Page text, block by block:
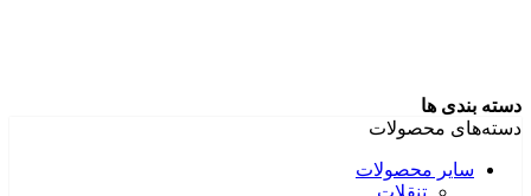
دسته بندی ها
دسته‌های محصولات
سایر محصولات